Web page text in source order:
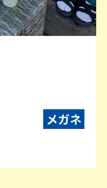
メガネ